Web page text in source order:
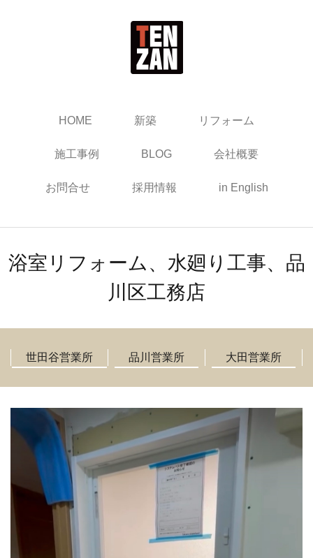
HOME 新築 リフォーム
施工事例 BLOG 会社概要
お問合せ 採用情報 in English
浴室リフォーム、水廻り工事、品
川区工務店
世田谷営業所 品川営業所 大田営業所